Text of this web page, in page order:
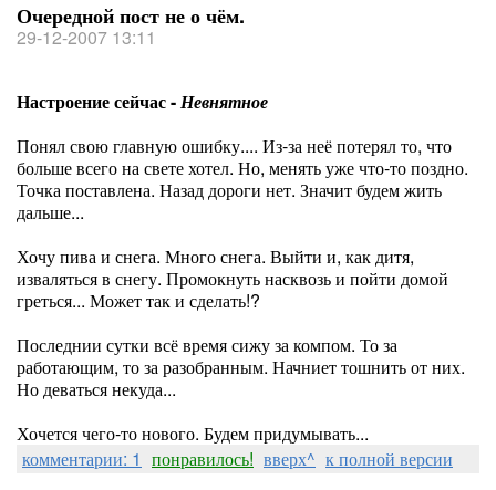
Очередной пост не о чём.
29-12-2007 13:11
Настроение сейчас -Невнятное
Понял свою главную ошибку.... Из-за неё потерял то, что
больше всего на свете хотел. Но, менять уже что-то поздно.
Точка поставлена. Назад дороги нет. Значит будем жить
дальше...
Хочу пива и снега. Много снега. Выйти и, как дитя,
изваляться в снегу. Промокнуть насквозь и пойти домой
греться... Может так и сделать!?
Последнии сутки всё время сижу за компом. То за
работающим, то за разобранным. Начниет тошнить от них.
Но деваться некуда...
Хочется чего-то нового. Будем придумывать...
комментарии: 1 понравилось! вверх^ к полной версии